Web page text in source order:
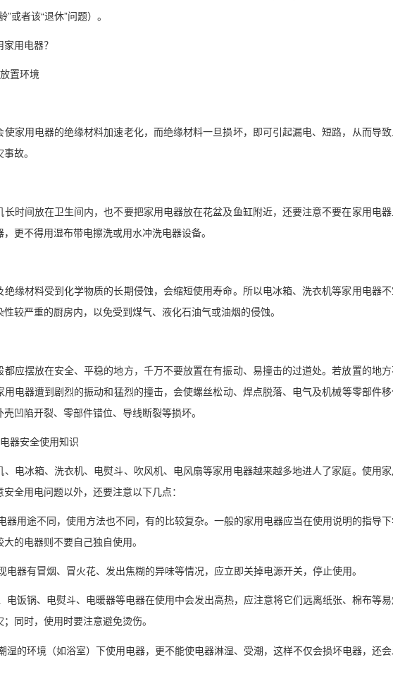
或者该“退休”问题）。
用电器？
置环境
使家用电器的绝缘材料加速老化，而绝缘材料一旦损坏，即可引起漏电、短路，从而导
故。
长时间放在卫生间内，也不要把家用电器放在花盆及鱼缸附近，还要注意不要在家用电
更不得用湿布带电擦洗或用水冲洗电器设备。
绝缘材料受到化学物质的长期侵蚀，会缩短使用寿命。所以电冰箱、洗衣机等家用电器
较严重的厨房内，以免受到煤气、液化石油气或油烟的侵蚀。
都应摆放在安全、平稳的地方，千万不要放置在有振动、易撞击的过道处。若放置的地
电器遭到剧烈的振动和猛烈的撞击，会使螺丝松动、焊点脱落、电气及机械等零部件移
凹陷开裂、零部件错位、导线断裂等损坏。
器安全使用知识
、电冰箱、洗衣机、电熨斗、吹风机、电风扇等家用电器越来越多地进人了家庭。使用
全用电问题以外，还要注意以下几点：
器用途不同，使用方法也不同，有的比较复杂。一般的家用电器应当在使用说明的指导
的电器则不要自己独自使用。
电器有冒烟、冒火花、发出焦糊的异味等情况，应立即关掉电源开关，停止使用。
电饭锅、电熨斗、电暖器等电器在使用中会发出高热，应注意将它们远离纸张、棉布等
同时，使用时要注意避免烫伤。
湿的环境（如浴室）下使用电器，更不能使电器淋湿、受潮，这样不仅会损坏电器，还